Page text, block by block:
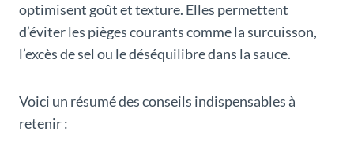
optimisent goût et texture. Elles permettent
d’éviter les pièges courants comme la surcuisson,
l’excès de sel ou le déséquilibre dans la sauce.
Voici un résumé des conseils indispensables à
retenir :